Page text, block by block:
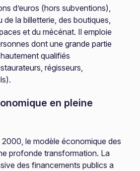
d’euros (hors subventions),
de la billetterie, des boutiques,
et du mécénat. Il emploie
dont une grande partie
qualifiés
régisseurs,
en pleine
2000, le modèle économique des
profonde transformation. La
des financements publics a